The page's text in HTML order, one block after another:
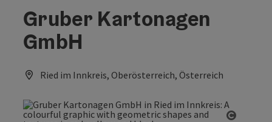
Gruber Kartonagen
GmbH
Ried im Innkreis, Oberösterreich, Österreich